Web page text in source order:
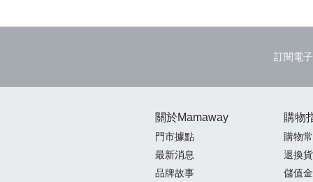
訂閱電
關於Mamaway
門市據點
最新消息
品牌故事
購物
購物
退換
儲值